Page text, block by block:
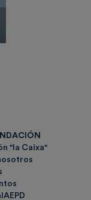
"la Caixa"